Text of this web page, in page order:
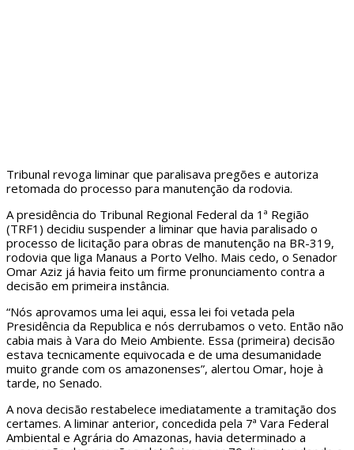
Tribunal revoga liminar que paralisava pregões e autoriza
retomada do processo para manutenção da rodovia.
A presidência do Tribunal Regional Federal da 1ª Região
(TRF1) decidiu suspender a liminar que havia paralisado o
processo de licitação para obras de manutenção na BR-319,
rodovia que liga Manaus a Porto Velho. Mais cedo, o Senador
Omar Aziz já havia feito um firme pronunciamento contra a
decisão em primeira instância.
“Nós aprovamos uma lei aqui, essa lei foi vetada pela
Presidência da Republica e nós derrubamos o veto. Então não
cabia mais à Vara do Meio Ambiente. Essa (primeira) decisão
estava tecnicamente equivocada e de uma desumanidade
muito grande com os amazonenses”, alertou Omar, hoje à
tarde, no Senado.
A nova decisão restabelece imediatamente a tramitação dos
certames. A liminar anterior, concedida pela 7ª Vara Federal
Ambiental e Agrária do Amazonas, havia determinado a